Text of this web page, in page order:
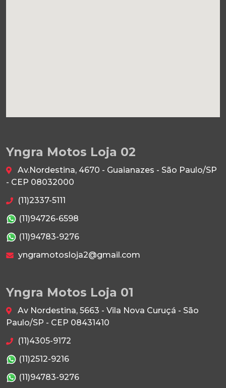
Yngra Motos Loja 02
Av.Nordestina, 4670 - Guaianazes - São Paulo/SP
- CEP 08032000
(11)2337-5111
(11)94726-6598
(11)94783-9276
yngramotosloja2@gmail.com
Yngra Motos Loja 01
Av Nordestina, 5663 - Vila Nova Curuçá - São
Paulo/SP - CEP 08431410
(11)4305-9172
(11)2512-9216
(11)94783-9276